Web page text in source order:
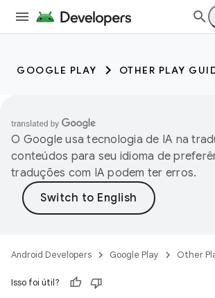
GOOGLE PLAY OTHER PLAY
O Google usa tecnologia de IA na
conteúdos para seu idioma de
traduções com IA podem ter erros.
Android Developers Google Play Other
Isso foi útil?